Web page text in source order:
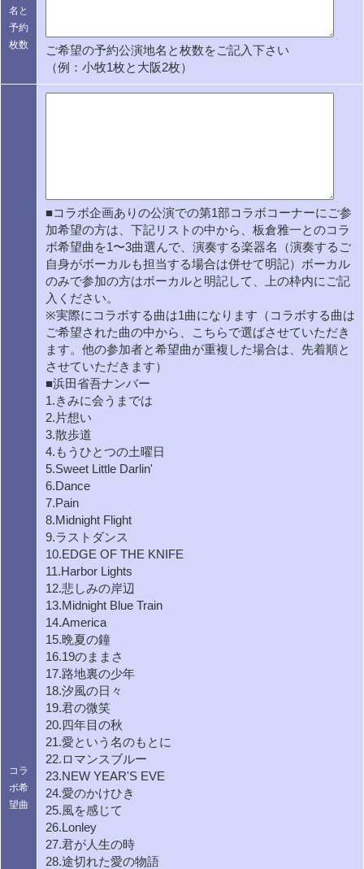
名と
予約
枚数
ご希望の予約公演地名と枚数をご記入下さい
（例：小牧1枚と大阪2枚）
コラ
ボ希
望曲
■コラボ企画ありの公演での第1部コラボコーナーにご参
加希望の方は、下記リストの中から、板倉雅一とのコラ
ボ希望曲を1〜3曲選んで、演奏する楽器名（演奏するご
自身がボーカルも担当する場合は併せて明記）ボーカル
のみで参加の方はボーカルと明記して、上の枠内にご記
入ください。
※実際にコラボする曲は1曲になります（コラボする曲は
ご希望された曲の中から、こちらで選ばさせていただき
ます。他の参加者と希望曲が重複した場合は、先着順と
させていただきます）
■浜田省吾ナンバー
1.きみに会うまでは
2.片想い
3.散歩道
4.もうひとつの土曜日
5.Sweet Little Darlin'
6.Dance
7.Pain
8.Midnight Flight
9.ラストダンス
10.EDGE OF THE KNIFE
11.Harbor Lights
12.悲しみの岸辺
13.Midnight Blue Train
14.America
15.晩夏の鐘
16.19のままさ
17.路地裏の少年
18.汐風の日々
19.君の微笑
20.四年目の秋
21.愛という名のもとに
22.ロマンスブルー
23.NEW YEAR'S EVE
24.愛のかけひき
25.風を感じて
26.Lonley
27.君が人生の時
28.途切れた愛の物語